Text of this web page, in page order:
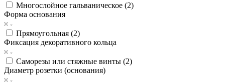
Многослойное гальваническое (2)
Форма основания
Прямоугольная (2)
Фиксация декоративного кольца
Саморезы или стяжные винты (2)
Диаметр розетки (основания)